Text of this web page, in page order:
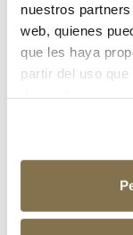
nuestros
web, quienes
que les haya
partir del uso
¿Has olvidado tu